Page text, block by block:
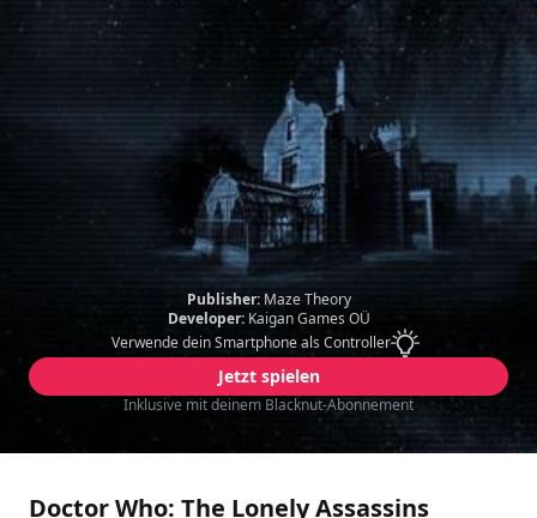
Publisher: Maze Theory
Developer: Kaigan Games OÜ
Verwende dein Smartphone als Controller
Jetzt spielen
Inklusive mit deinem Blacknut-Abonnement
Doctor Who: The Lonely Assassins